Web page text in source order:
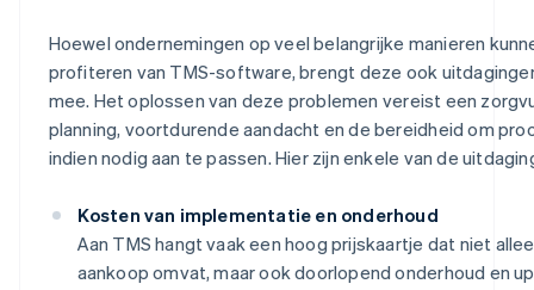
Hoewel ondernemingen op veel belangrijke manieren
profiteren van TMS-software, brengt deze ook
mee. Het oplossen van deze problemen vereist een
planning, voortdurende aandacht en de bereidheid om
indien nodig aan te passen. Hier zijn enkele van de
Kosten van implementatie en onderhoud
Aan TMS hangt vaak een hoog prijskaartje dat niet
aankoop omvat, maar ook doorlopend onderhoud en